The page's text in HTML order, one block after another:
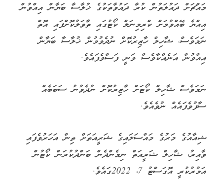
މައްޗަށް ދައުލަތުން ކުރާ ދައުވާތަކުގެ ޚުލާސާ ބަޔާން އިއްވުން
އިއްޔެ ބޭއްވުމަށް ކްރިމިނަލް ކޯޓުގައި ތާވަލުކޮށްފައި އޮތް
ނަމަވެސް، ޝާހިލް ހާޒިރުކޮށް ނުދެވުމުން ޚުލާސާ ބަޔާން
އިއްވުން އަނެއްކާވެސް ވަނީ ފަސްވެފައެވެ.
ނަމަވެސް ޝާހިލް ކޯޓަށް ހާޒިރުކޮށް ނުދެވުނު ސަބަބެއް
ސާފުވެފައެއް ނުވެއެވެ.
ޝިއާއުގެ މަރުގެ މައްސަލައިގެ ޝަރީއަތަށް ތިން އަހަރުވެފައި
ވާއިރު، ޝާހިލް ޝަރީއަތް ނިމެންދެން ބަންދުކުރަން ކޯޓުން
އަމުރުކުރީ އޮގަސްޓު 7، 2022ގައެވެ.